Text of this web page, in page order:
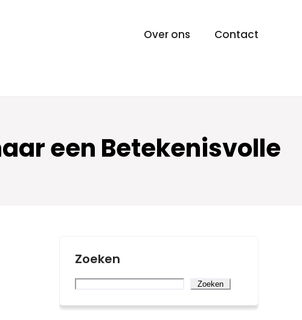
Over ons Contact
een Betekenisvolle
Zoeken
Zoeken